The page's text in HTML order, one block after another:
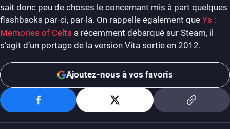
sait donc peu de choses le concernant mis à part quelques
flashbacks par-ci, par-là. On rappelle également que Ys :
Memories of Celta a récemment débarqué sur Steam, il
s’agit d’un portage de la version Vita sortie en 2012.
Ajoutez-nous à vos favoris